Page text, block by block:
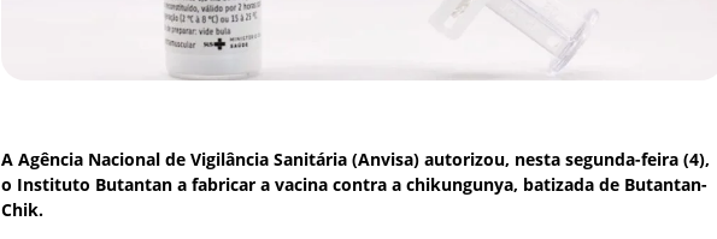
A Agência Nacional de Vigilância Sanitária (Anvisa) autorizou, nesta segunda-feira (4),
o Instituto Butantan a fabricar a vacina contra a chikungunya, batizada de Butantan-
Chik.